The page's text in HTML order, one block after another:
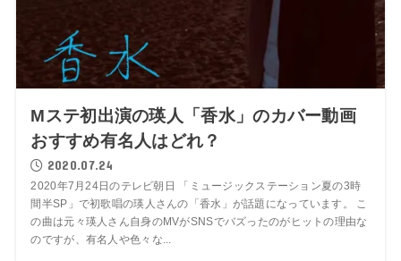
Mステ初出演の瑛人「香水」のカバー動画
おすすめ有名人はどれ？
2020.07.24
2020年7月24日のテレビ朝日 「ミュージックステーション夏の3時
間半SP」で初歌唱の瑛人さんの「香水」が話題になっています。 こ
の曲は元々瑛人さん自身のMVがSNSでバズったのがヒットの理由な
のですが、有名人や色々な...